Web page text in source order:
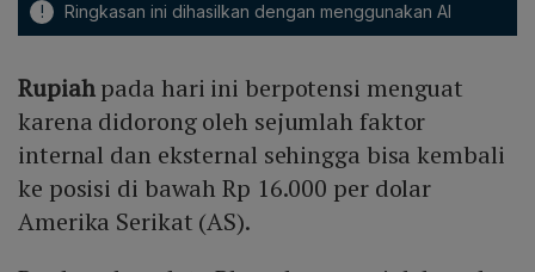
! Ringkasan ini dihasilkan dengan menggunakan AI
Rupiahpada hari ini berpotensi menguat
karena didorong oleh sejumlah faktor
internal dan eksternal sehingga bisa kembali
ke posisi di bawah Rp 16.000 per dolar
Amerika Serikat (AS).